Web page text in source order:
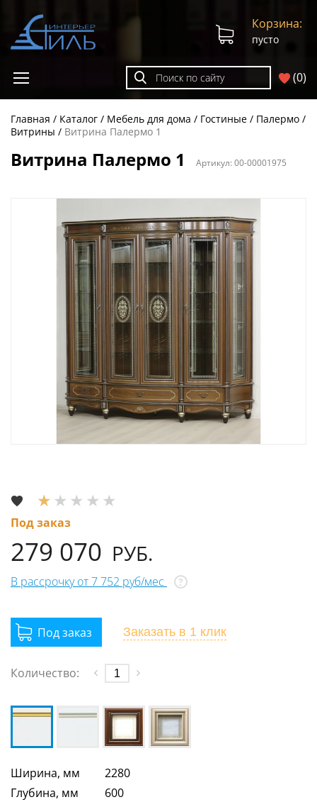
(0)
Корзина:
пусто
Главная Каталог Мебель для дома Гостиные
Палермо
Витрины
Витрина Палермо 1
Витрина Палермо 1 Артикул:00-00001975
Под заказ
279 070 РУБ.
В рассрочку от 7 752 руб/мес ?
Заказать в 1 клик
Количество:
Ширина, мм
2280
Глубина, мм
600